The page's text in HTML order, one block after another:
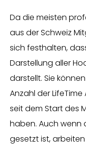
Da die meisten
aus der Schweiz
sich festhalten,
Darstellung aller
darstellt. Sie
Anzahl der
seit dem Start des
haben. Auch wenn
gesetzt ist,